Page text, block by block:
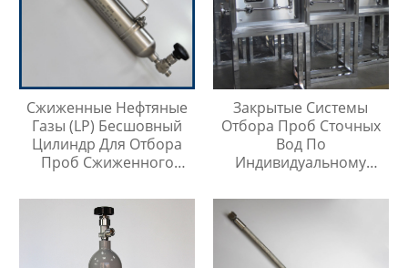
Сжиженные Нефтяные
Газы (LP) Бесшовный
Цилиндр Для Отбора
Проб Сжиженного
Закрытые Системы
Отбора Проб Сточных
Вод По
Индивидуальному